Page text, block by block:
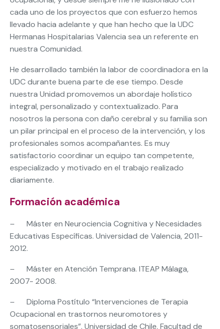
cada uno de los proyectos que con esfuerzo hemos
llevado hacia adelante y que han hecho que la UDC
Hermanas Hospitalarias Valencia sea un referente en
nuestra Comunidad.
He desarrollado también la labor de coordinadora en la
UDC durante buena parte de ese tiempo. Desde
nuestra Unidad promovemos un abordaje holístico
integral, personalizado y contextualizado. Para
nosotros la persona con daño cerebral y su familia son
un pilar principal en el proceso de la intervención, y los
profesionales somos acompañantes. Es muy
satisfactorio coordinar un equipo tan competente,
especializado y motivado en el trabajo realizado
diariamente.
Formación académica
– Máster en Neurociencia Cognitiva y Necesidades
Educativas Específicas. Universidad de Valencia, 2011-
2012.
– Máster en Atención Temprana. ITEAP Málaga,
2007- 2008.
– Diploma Postítulo “Intervenciones de Terapia
Ocupacional en trastornos neuromotores y
somatosensoriales”. Universidad de Chile. Facultad de